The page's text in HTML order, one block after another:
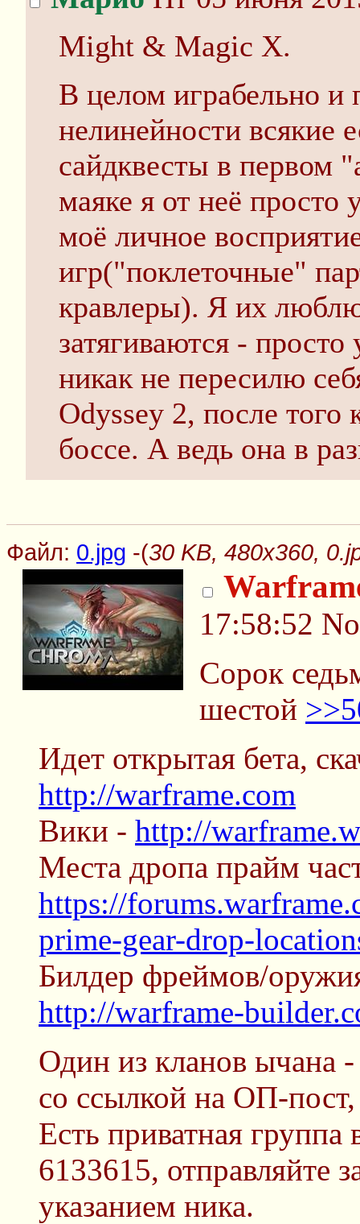
Might & Magic X.
В целом играбельно и
нелинейности всякие
сайдквесты в первом
маяке я от неё просто
моё личное
игр("поклеточные"
кравлеры). Я их
затягиваются -
никак не пересилю
Odyssey 2, после того
боссе. А ведь она в
Файл: 0.jpg -(30 KB, 480x360,
17:58:52
Сорок
шестой
Идет открытая бета,
http://warframe.com
Вики - http://
Места дропа прайм
https://
prime-gear-drop-
Билдер фреймов/
http://warframe-
Один из кланов ычана
со ссылкой на ОП-
Есть приватная
6133615, отправляйте
указанием ника.